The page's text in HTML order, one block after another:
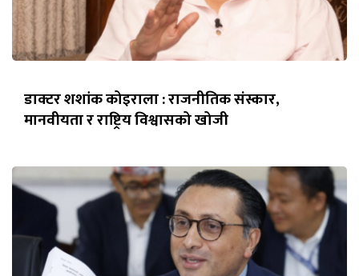
डाक्टर शशांक कोइराला : राजनीतिक संस्कार,
मानवीयता र राष्ट्रिय विश्वासको खोजी